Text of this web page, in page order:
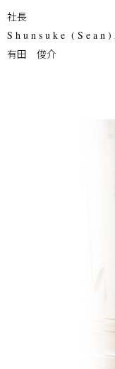
社長
S h u n s u k e ( S e a n
有田 俊介